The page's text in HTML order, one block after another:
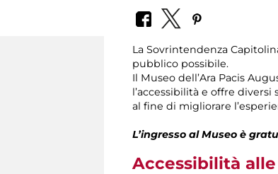
La Sovrintendenza
pubblico possibile.
Il Museo dell’Ara Pacis
l’accessibilità e offre
al fine di migliorare
L’ingresso al Museo è
Accessibilità